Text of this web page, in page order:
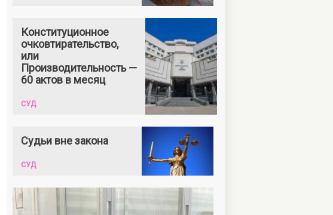
Конституционное
очковтирательство,
или
Производительность —
60 актов в месяц
СУД
Судьи вне закона
СУД